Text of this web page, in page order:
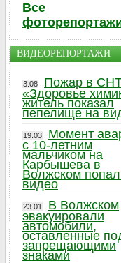
Все
ВИДЕОРЕПОРТАЖИ
3.08
Пожар в
«Здоровье
житель показал
пепелище на
19.03
Момент
с 10-летним
мальчиком на
Карбышева в
Волжском
видео
23.01
В Волжском
эвакуировали
автомобили,
оставленные
запрещающими
знаками